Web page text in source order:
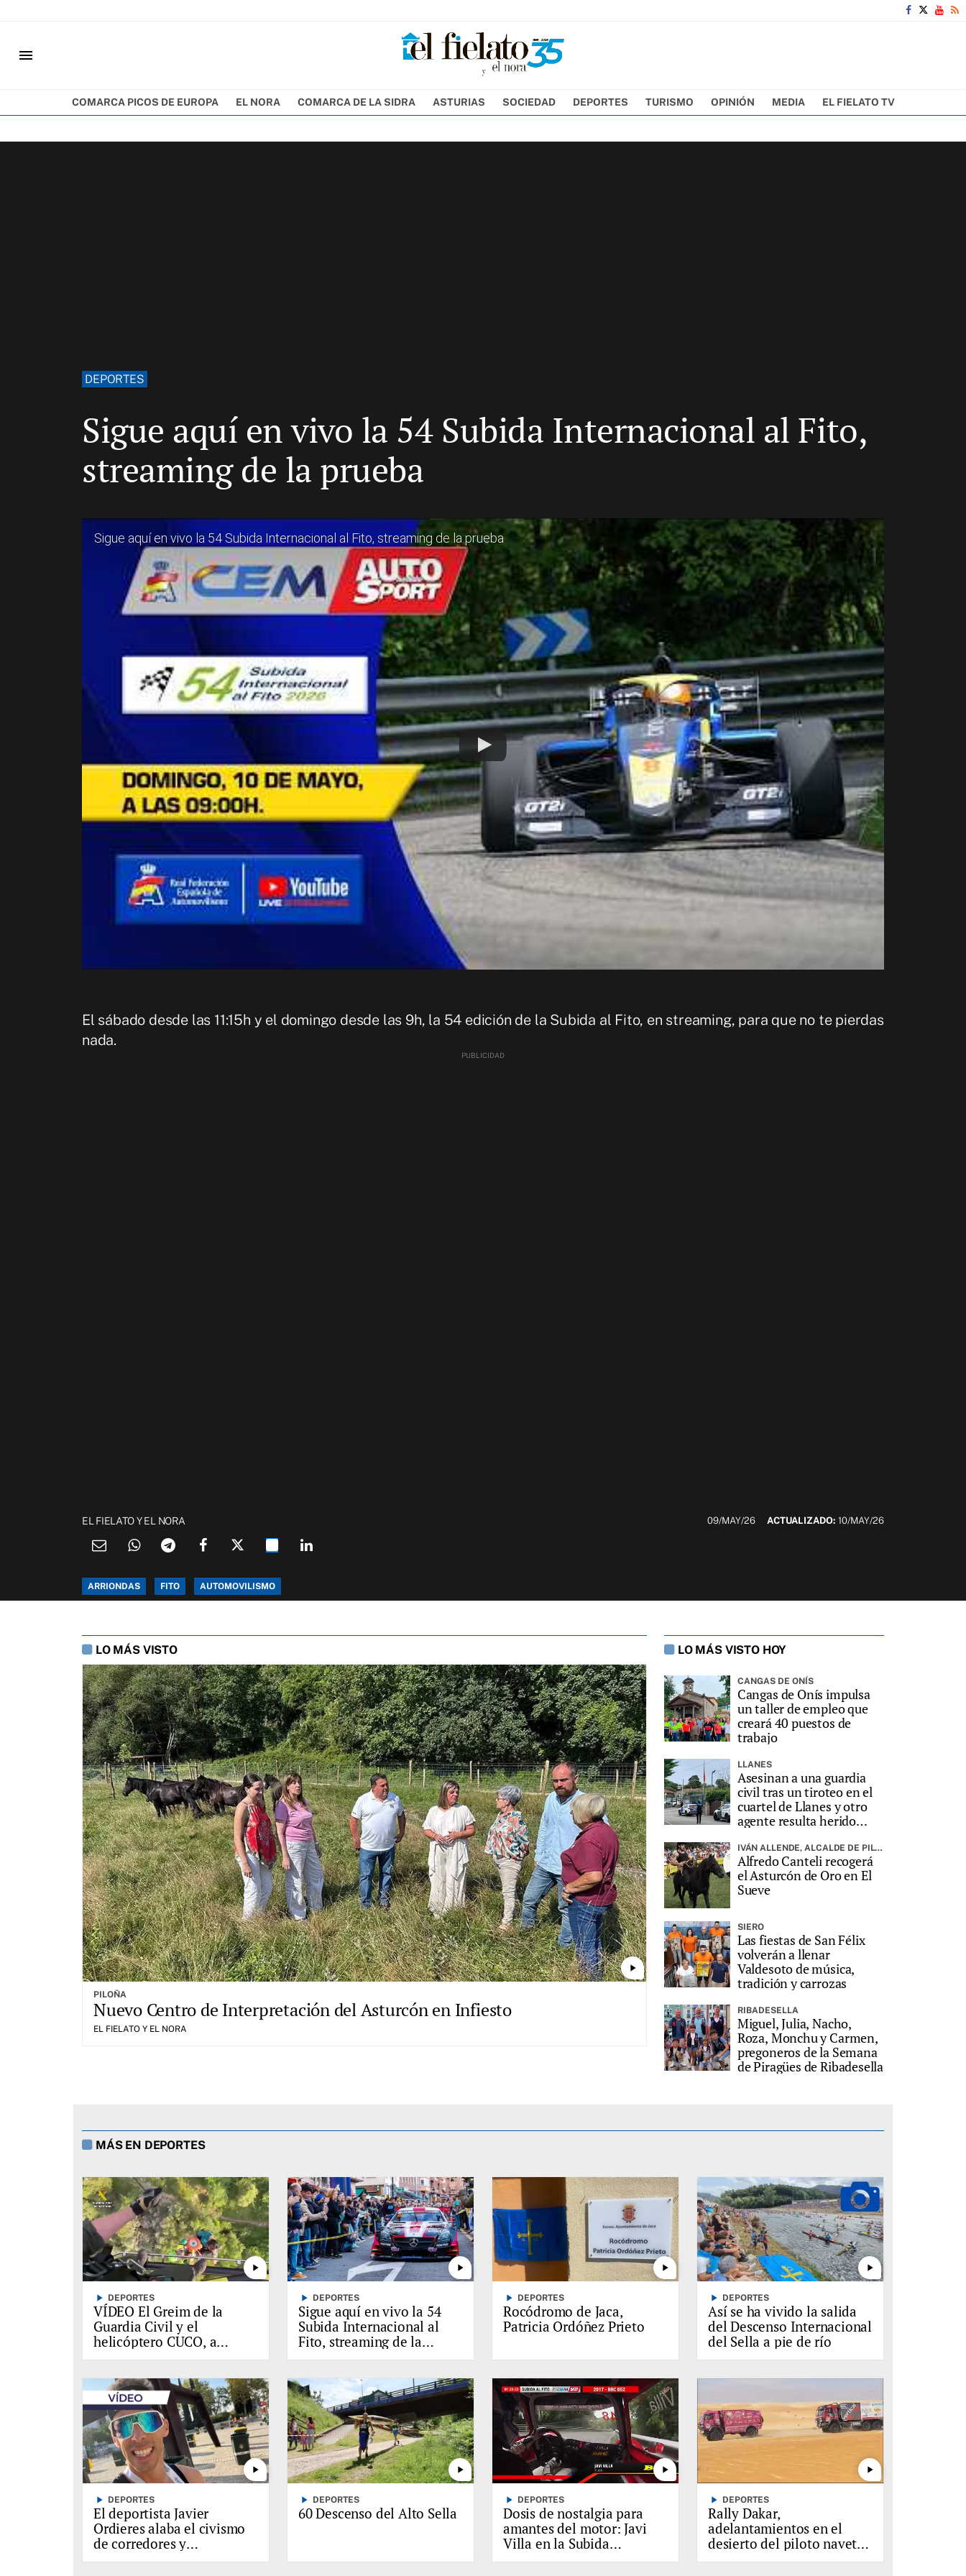
menu
COMARCA PICOS DE EUROPA EL NORA COMARCA DE LA SIDRA ASTURIAS SOCIEDAD DEPORTES TURISMO OPINIÓN MEDIA EL FIELATO TV
DEPORTES
Sigue aquí en vivo la 54 Subida Internacional al Fito,
streaming de la prueba
Sigue aquí en vivo la 54 Subida Internacional al Fito, streaming de la prueba
El sábado desde las 11:15h y el domingo desde las 9h, la 54 edición de la Subida al Fito, en streaming, para que no te pierdas
nada.
EL FIELATO Y EL NORA 09/MAY/26 ACTUALIZADO: 10/MAY/26
ARRIONDAS FITO AUTOMOVILISMO
LO MÁS VISTO
play_arrow
PILOÑA
Nuevo Centro de Interpretación del Asturcón en Infiesto
EL FIELATO Y EL NORA
LO MÁS VISTO HOY
CANGAS DE ONÍS
Cangas de Onís impulsa
un taller de empleo que
creará 40 puestos de
trabajo
LLANES
Asesinan a una guardia
civil tras un tiroteo en el
cuartel de Llanes y otro
agente resulta herido
IVÁN ALLENDE, ALCALDE DE PILOÑA, PREGONARÁ LA FIESTA
Alfredo Canteli recogerá
el Asturcón de Oro en El
Sueve
SIERO
Las fiestas de San Félix
volverán a llenar
Valdesoto de música,
tradición y carrozas
RIBADESELLA
Miguel, Julia, Nacho,
Roza, Monchu y Carmen,
pregoneros de la Semana
de Piragües de Ribadesella
MÁS EN DEPORTES
play_arrow
play_arrow DEPORTES
VÍDEO El Greim de la
Guardia Civil y el
helicóptero CUCO, a
destajo en La Travesera
play_arrow
play_arrow DEPORTES
Sigue aquí en vivo la 54
Subida Internacional al
Fito, streaming de la
prueba
play_arrow
play_arrow DEPORTES
Rocódromo de Jaca,
Patricia Ordóñez Prieto
play_arrow
play_arrow DEPORTES
Así se ha vivido la salida
del Descenso Internacional
del Sella a pie de río
play_arrow
play_arrow DEPORTES
El deportista Javier
Ordieres alaba el civismo
de corredores y
organización de La
play_arrow
play_arrow DEPORTES
60 Descenso del Alto Sella
play_arrow
play_arrow DEPORTES
Dosis de nostalgia para
amantes del motor: Javi
Villa en la Subida
Internacional del Fito en
play_arrow
play_arrow DEPORTES
Rally Dakar,
adelantamientos en el
desierto del piloto naveto
Parri Matínez Canteli